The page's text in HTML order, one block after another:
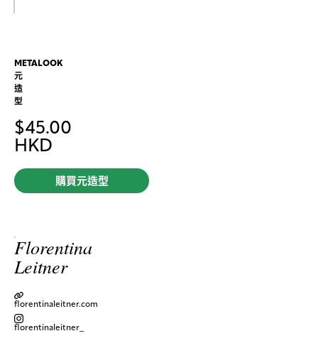
METALOOK
元
造
型
$45.00
HKD
購買元造型
Florentina
Leitner
florentinaleitner.com
florentinaleitner_